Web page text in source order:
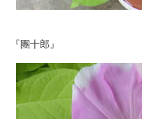
『團十郎』